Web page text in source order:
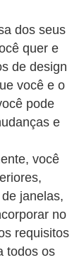
dos seus
quer e
de design
você e o
pode
e
você
janelas,
no
requisitos
todos os